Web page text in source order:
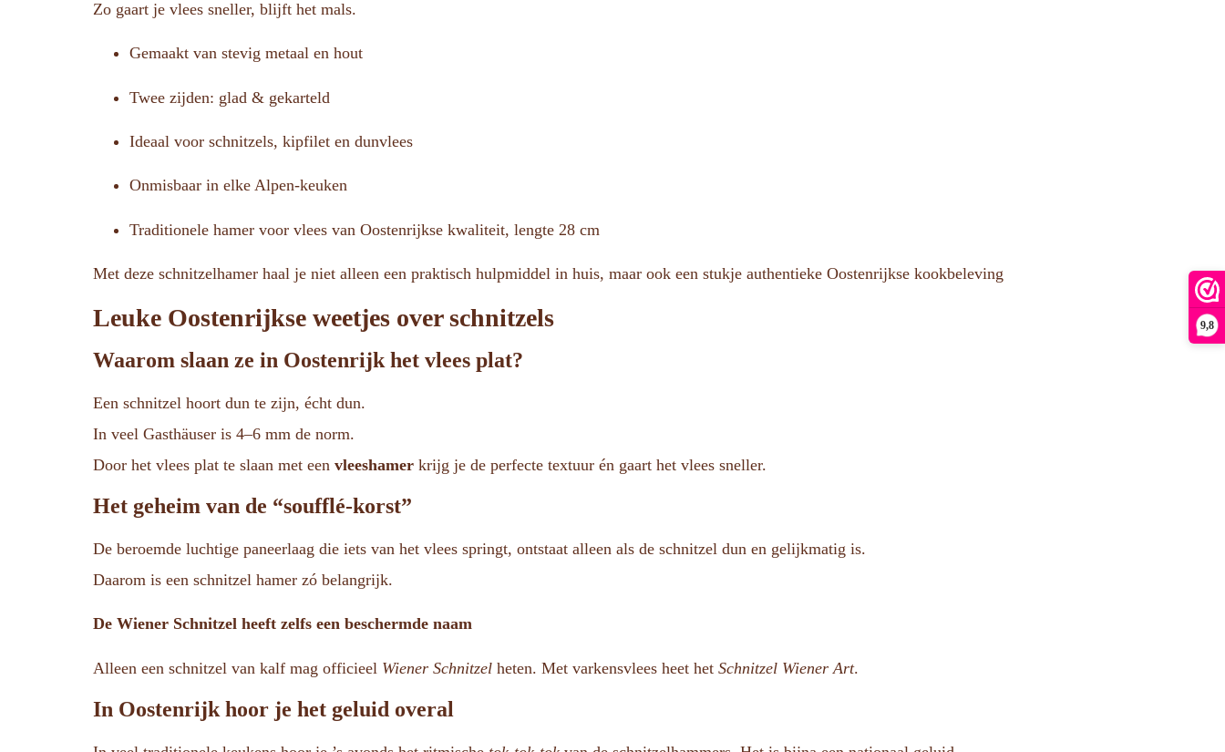
9,8
Zo gaart je vlees sneller, blijft het mals.
Gemaakt van stevig metaal en hout
Twee zijden: glad & gekarteld
Ideaal voor schnitzels, kipfilet en dunvlees
Onmisbaar in elke Alpen-keuken
Traditionele hamer voor vlees van Oostenrijkse kwaliteit, lengte 28 cm
Met deze schnitzelhamer haal je niet alleen een praktisch hulpmiddel in huis, maar ook een stukje authentieke Oostenrijkse kookbeleving
Leuke Oostenrijkse weetjes over schnitzels
Waarom slaan ze in Oostenrijk het vlees plat?
Een schnitzel hoort dun te zijn, écht dun.
In veel Gasthäuser is 4–6 mm de norm.
Door het vlees plat te slaan met een vleeshamer krijg je de perfecte textuur én gaart het vlees sneller.
Het geheim van de “soufflé-korst”
De beroemde luchtige paneerlaag die iets van het vlees springt, ontstaat alleen als de schnitzel dun en gelijkmatig is.
Daarom is een schnitzel hamer zó belangrijk.
De Wiener Schnitzel heeft zelfs een beschermde naam
Alleen een schnitzel van kalf mag officieel Wiener Schnitzel heten. Met varkensvlees heet het Schnitzel Wiener Art.
In Oostenrijk hoor je het geluid overal